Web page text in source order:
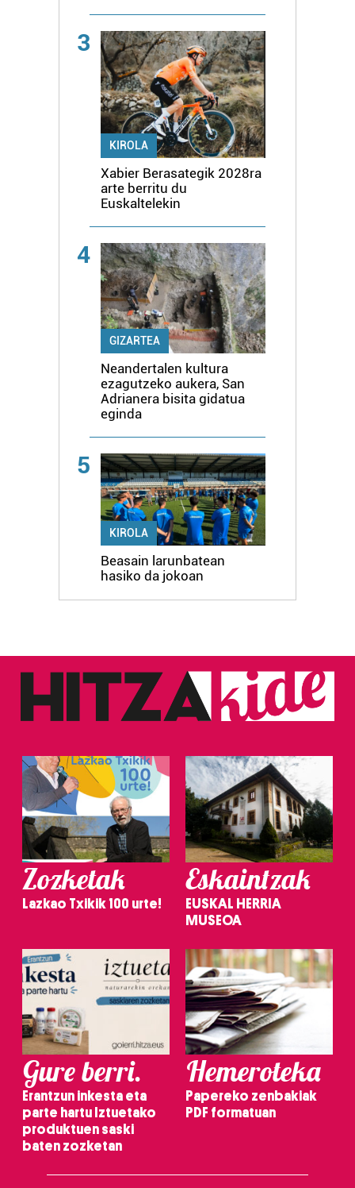
3
KIROLA
Xabier Berasategik 2028ra
arte berritu du
Euskaltelekin
4
GIZARTEA
Neandertalen kultura
ezagutzeko aukera, San
Adrianera bisita gidatua
eginda
5
KIROLA
Beasain larunbatean
hasiko da jokoan
Zozketak
Lazkao Txikik 100 urte!
Eskaintzak
EUSKAL HERRIA
MUSEOA
Gure berri.
Erantzun inkesta eta
parte hartu Iztuetako
produktuen saski
baten zozketan
Hemeroteka
Papereko zenbakiak
PDF formatuan